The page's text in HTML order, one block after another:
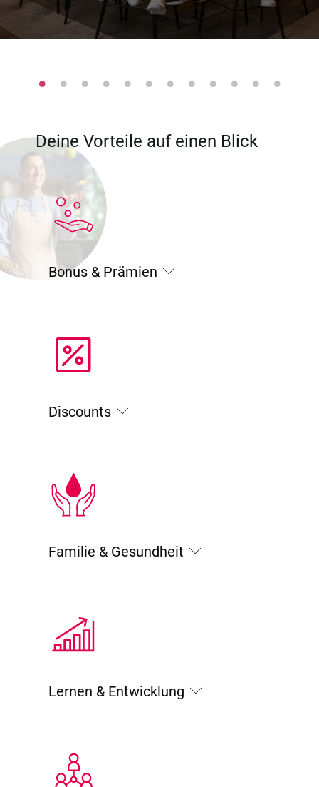
Deine Vorteile auf einen Blick
Bonus & Prämien
Discounts
Familie & Gesundheit
Lernen & Entwicklung